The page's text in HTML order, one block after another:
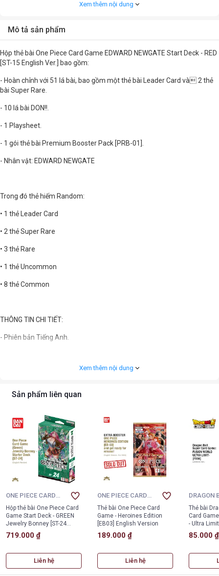
polypropylene.
Nhập khẩu / Phân phối bởi
IPP Travel Retail
Xem thêm nội dung
Mô tả sản phẩm
Hộp thẻ bài One Piece Card Game EDWARD NEWGATE Start Deck - RED
[ST-15 English Ver.] bao gồm:
- Hoàn chỉnh với 51 lá bài, bao gồm một thẻ bài Leader Card và 2 thẻ
bài Super Rare.
- 10 lá bài DON!!.
- 1 Playsheet.
- 1 gói thẻ bài Premium Booster Pack [PRB-01].
- Nhân vật: EDWARD NEWGATE
Trong đó thẻ hiếm Random:
• 1 thẻ Leader Card
• 2 thẻ Super Rare
• 3 thẻ Rare
• 1 thẻ Uncommon
• 8 thẻ Common
THÔNG TIN CHI TIẾT:
- Phiên bản Tiếng Anh.
- Set: ST-15 Starter Deck Edward Newgate
- Nhà sản xuất: Bandai Namco
- Loạt phim: One Piece
- Chất liệu: Giấy, Cardboard
- Chủ đề: Manga & Hoạt hình
Hoàn hảo cho cả người sưu tầm và người chơi thi đấu trực tiếp.
Xem thêm nội dung
Sản phẩm liên quan
ONE PIECE CARD
GAME
Hộp thẻ bài One Piece Card
Game Start Deck - GREEN
Jewelry Bonney [ST-24
phiên bản Tiếng Anh]
719.000 ₫
Liên hệ
ONE PIECE CARD
GAME
Thẻ bài One Piece Card
Game - Heroines Edition
[EB03] English Version
189.000 ₫
Liên hệ
DRAGON
SUPER
Thẻ bài
Card
- Ultra
[FB04]
85.000 ₫